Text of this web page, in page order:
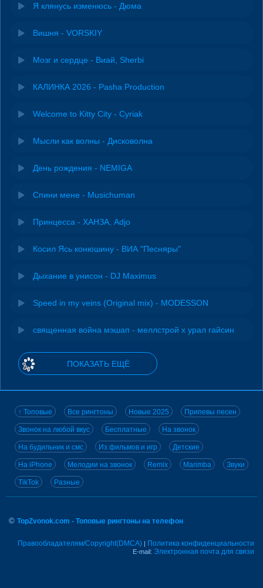
Я клянусь изменюсь - Дюма
Вишня - VORSKIY
Мозг и сердце - Виай, Sherbi
КАЛИНКА 2026 - Pasha Production
Welcome to Kitty City - Cyriak
Мысли как волны - Дисковолна
День рождения - NEMIGA
Спини мене - Musichuman
Принцесса - ХАНЗА, Adjo
Косил Ясь конюшину - ВИА "Песняры"
Дыхание в унисон - DJ Maximus
Speed in my veins (Original mix) - MODESSON
священная война мэшап - меллстрой х урал гайсин
ПОКАЗАТЬ ЕЩЁ
↑ Топовые Все рингтоны Новые 2025 Припевы песен
Звонок на любой вкус Бесплатные На звонок
На будильник и смс Из фильмов и игр Детские
На iPhone Мелодии на звонок Remix Marimba Звуки
TikTok Разные
© TopZvonok.com - Топовые рингтоны на телефон
Правообладателям/Copyright(DMCA) | Политика конфиденциальности
E-mail: Электронная почта для связи